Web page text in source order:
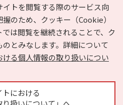
トを閲覧する際のサービス向
のため、クッキー（Cookie）
は閲覧を継続されることで、ク
とみなします。詳細について
ける個人情報の取り扱いについ
トにおける
関するお問い合わせ
All Rights Reserved.